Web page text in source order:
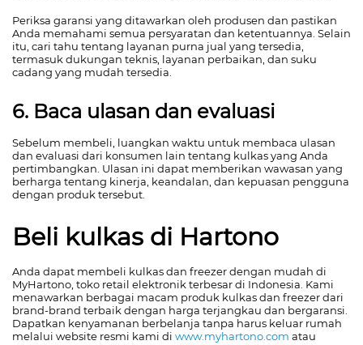
Periksa garansi yang ditawarkan oleh produsen dan pastikan
Anda memahami semua persyaratan dan ketentuannya. Selain
itu, cari tahu tentang layanan purna jual yang tersedia,
termasuk dukungan teknis, layanan perbaikan, dan suku
cadang yang mudah tersedia.
6. Baca ulasan dan evaluasi
Sebelum membeli, luangkan waktu untuk membaca ulasan
dan evaluasi dari konsumen lain tentang kulkas yang Anda
pertimbangkan. Ulasan ini dapat memberikan wawasan yang
berharga tentang kinerja, keandalan, dan kepuasan pengguna
dengan produk tersebut.
Beli kulkas di Hartono
Anda dapat membeli kulkas dan freezer dengan mudah di
MyHartono, toko retail elektronik terbesar di Indonesia. Kami
menawarkan berbagai macam produk kulkas dan freezer dari
brand-brand terbaik dengan harga terjangkau dan bergaransi.
Dapatkan kenyamanan berbelanja tanpa harus keluar rumah
melalui website resmi kami di www.myhartono.com atau